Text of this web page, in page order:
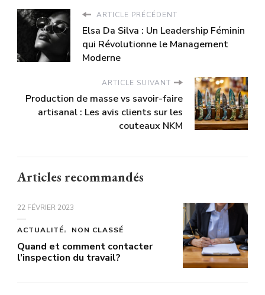
ARTICLE PRÉCÉDENT
Elsa Da Silva : Un Leadership Féminin
qui Révolutionne le Management
Moderne
ARTICLE SUIVANT
Production de masse vs savoir-faire
artisanal : Les avis clients sur les
couteaux NKM
Articles recommandés
22 FÉVRIER 2023
ACTUALITÉ NON CLASSÉ
Quand et comment contacter
l’inspection du travail?